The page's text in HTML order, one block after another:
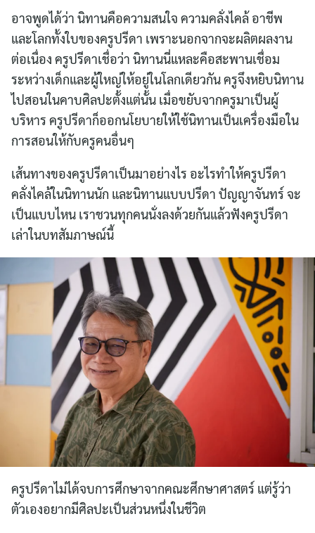
อาจพูดได้ว่า นิทานคือความสนใจ ความคลั่งไคล้ อาชีพ
และโลกทั้งใบของครูปรีดา เพราะนอกจากจะผลิตผลงาน
ต่อเนื่อง ครูปรีดาเชื่อว่า นิทานนี่แหละคือสะพานเชื่อม
ระหว่างเด็กและผู้ใหญ่ให้อยู่ในโลกเดียวกัน ครูจึงหยิบนิทาน
ไปสอนในคาบศิลปะตั้งแต่นั้น เมื่อขยับจากครูมาเป็นผู้
บริหาร ครูปรีดาก็ออกนโยบายให้ใช้นิทานเป็นเครื่องมือใน
การสอนให้กับครูคนอื่นๆ
เส้นทางของครูปรีดาเป็นมาอย่างไร อะไรทำให้ครูปรีดา
คลั่งไคล้ในนิทานนัก และนิทานแบบปรีดา ปัญญาจันทร์ จะ
เป็นแบบไหน เราชวนทุกคนนั่งลงด้วยกันแล้วฟังครูปรีดา
เล่าในบทสัมภาษณ์นี้
ครูปรีดาไม่ได้จบการศึกษาจากคณะศึกษาศาสตร์ แต่รู้ว่า
ตัวเองอยากมีศิลปะเป็นส่วนหนึ่งในชีวิต